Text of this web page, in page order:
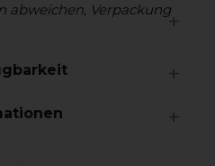
abweichen, Verpackung